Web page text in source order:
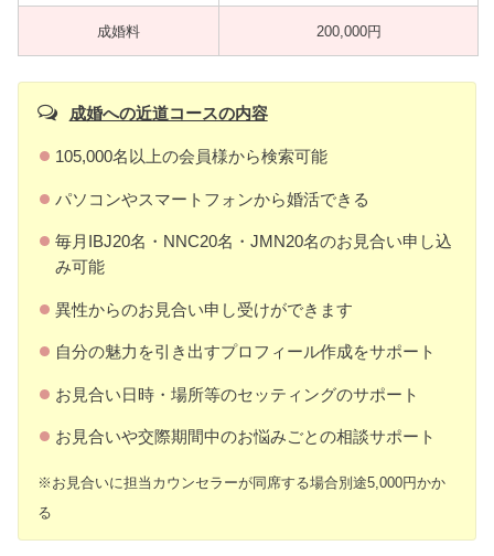
成婚料 200,000円
成婚への近道コースの内容
105,000名以上の会員様から検索可能
パソコンやスマートフォンから婚活できる
毎月IBJ20名・NNC20名・JMN20名のお見合い申し込
み可能
異性からのお見合い申し受けができます
自分の魅力を引き出すプロフィール作成をサポート
お見合い日時・場所等のセッティングのサポート
お見合いや交際期間中のお悩みごとの相談サポート
※お見合いに担当カウンセラーが同席する場合別途5,000円かか
る